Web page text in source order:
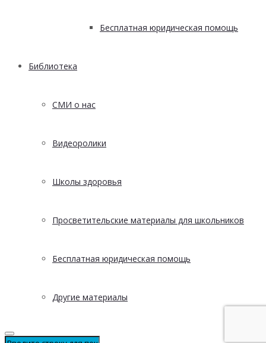
Бесплатная юридическая помощь
Библиотека
СМИ о нас
Видеоролики
Школы здоровья
Просветительские материалы для школьников
Бесплатная юридическая помощь
Другие материалы